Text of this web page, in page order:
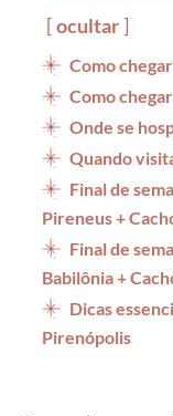
ocultar
Como
Como
Onde se
Quando
Final de
Pireneus +
Final de
Babilônia +
Dicas
Pirenópolis